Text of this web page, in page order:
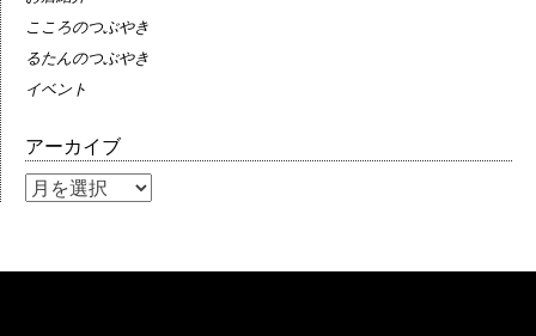
こころのつぶやき
るたんのつぶやき
イベント
アーカイブ
ア
イ